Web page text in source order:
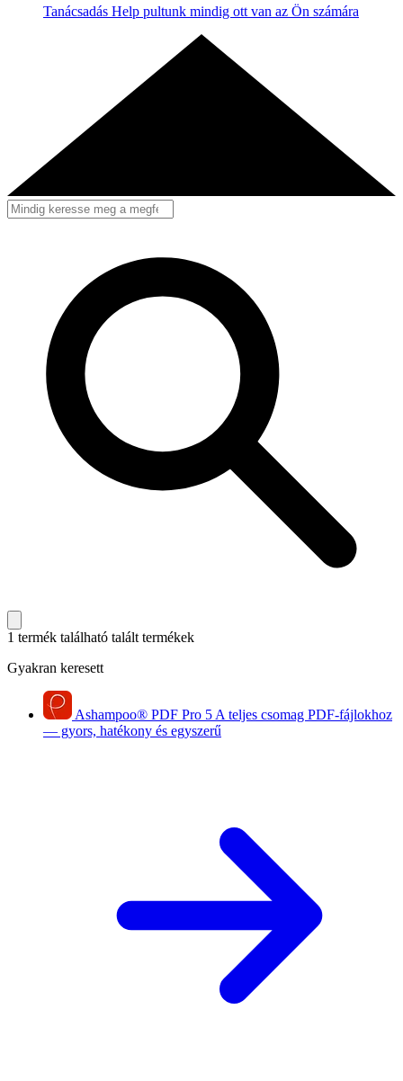
Tanácsadás Help pultunk mindig ott van az Ön számára
1 termék található talált termékek
Gyakran keresett
Ashampoo® PDF Pro 5 A teljes csomag PDF-fájlokhoz
— gyors, hatékony és egyszerű